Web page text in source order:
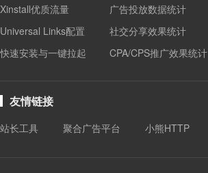
Xinstall优质流量
Universal Links配置
快速安装与一键拉起
广告投放数据统计
社交分享效果统计
CPA/CPS推广效果统计
友情链接
站长工具 聚合广告平台 小熊HTTP